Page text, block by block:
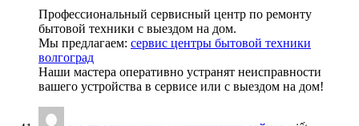
Профессиональный сервисный центр по ремонту
бытовой техники с выездом на дом.
Мы предлагаем: сервис центры бытовой техники
волгоград
Наши мастера оперативно устранят неисправности
вашего устройства в сервисе или с выездом на дом!